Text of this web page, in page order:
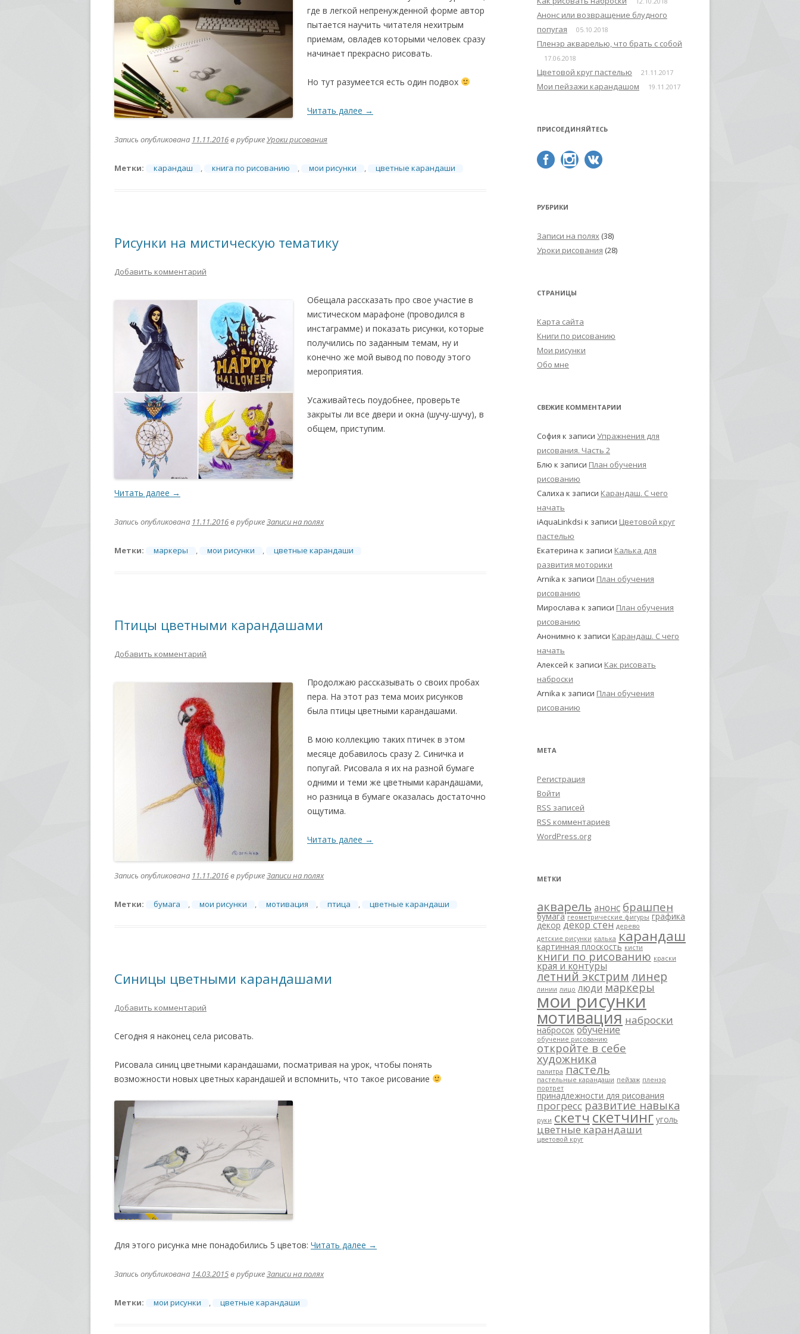
где в легкой непренужденной форме автор
пытается научить читателя нехитрым
приемам, овладев которыми человек сразу
начинает прекрасно рисовать.
Но тут разумеется есть один подвох
Читать далее →
Запись опубликована 11.11.2016в рубрикеУроки рисования
Метки: карандаш , книга по рисованию , мои рисунки , цветные карандаши
Рисунки на мистическую тематику
Добавить комментарий
Обещала рассказать про свое участие в
мистическом марафоне (проводился в
инстаграмме) и показать рисунки, которые
получились по заданным темам, ну и
конечно же мой вывод по поводу этого
мероприятия.
Усаживайтесь поудобнее, проверьте
закрыты ли все двери и окна (шучу-шучу), в
общем, приступим.
Читать далее →
Запись опубликована 11.11.2016в рубрикеЗаписи на полях
Метки: маркеры , мои рисунки , цветные карандаши
Птицы цветными карандашами
Добавить комментарий
Продолжаю рассказывать о своих пробах
пера. На этот раз тема моих рисунков
была птицы цветными карандашами.
В мою коллекцию таких птичек в этом
месяце добавилось сразу 2. Синичка и
попугай. Рисовала я их на разной бумаге
одними и теми же цветными карандашами,
но разница в бумаге оказалась достаточно
ощутима.
Читать далее →
Запись опубликована 11.11.2016в рубрикеЗаписи на полях
Метки: бумага , мои рисунки , мотивация , птица , цветные карандаши
Синицы цветными карандашами
Добавить комментарий
Сегодня я наконец села рисовать.
Рисовала синиц цветными карандашами, посматривая на урок, чтобы понять
возможности новых цветных карандашей и вспомнить, что такое рисование
Для этого рисунка мне понадобились 5 цветов: Читать далее →
Запись опубликована 14.03.2015в рубрикеЗаписи на полях
Метки: мои рисунки , цветные карандаши
Анонс или возвращение блудного
попугая
05.10.2018
Пленэр акварелью, что брать с собой
17.06.2018
Цветовой круг пастелью 21.11.2017
Мои пейзажи карандашом 19.11.2017
ПРИСОЕДИНЯЙТЕСЬ
РУБРИКИ
Записи на полях (38)
Уроки рисования (28)
СТРАНИЦЫ
Карта сайта
Книги по рисованию
Мои рисунки
Обо мне
СВЕЖИЕ КОММЕНТАРИИ
София к записи Упражнения для
рисования. Часть 2
Блю к записи План обучения
рисованию
Салиха к записи Карандаш. С чего
начать
iAquaLinkdsi к записи Цветовой круг
пастелью
Екатерина к записи Калька для
развития моторики
Arnika к записи План обучения
рисованию
Мирослава к записи План обучения
рисованию
Анонимно к записи Карандаш. С чего
начать
Алексей к записи Как рисовать
наброски
Arnika к записи План обучения
рисованию
МЕТА
Регистрация
Войти
RSS записей
RSS комментариев
WordPress.org
МЕТКИ
акварель анонс брашпен
бумага геометрические фигуры графика
декор декор стен дерево
детские рисунки калька карандаш
картинная плоскость кисти
книги по рисованию краски
края и контуры
летний экстрим линер
линии лицо люди маркеры
мои рисунки
мотивация наброски
набросок обучение
обучение рисованию
откройте в себе
художника
палитра пастель
пастельные карандаши пейзаж пленэр
портрет
принадлежности для рисования
прогресс развитие навыка
руки скетчскетчинг уголь
цветные карандаши
цветовой круг